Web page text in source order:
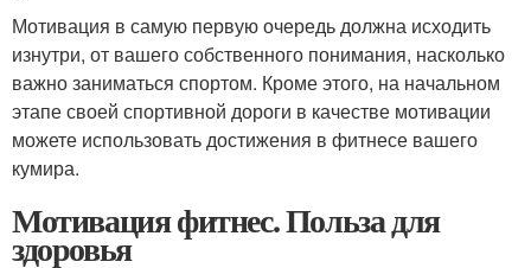
Мотивация в самую первую очередь должна исходить
изнутри, от вашего собственного понимания, насколько
важно заниматься спортом. Кроме этого, на начальном
этапе своей спортивной дороги в качестве мотивации
можете использовать достижения в фитнесе вашего
кумира.
Мотивация фитнес. Польза для
здоровья